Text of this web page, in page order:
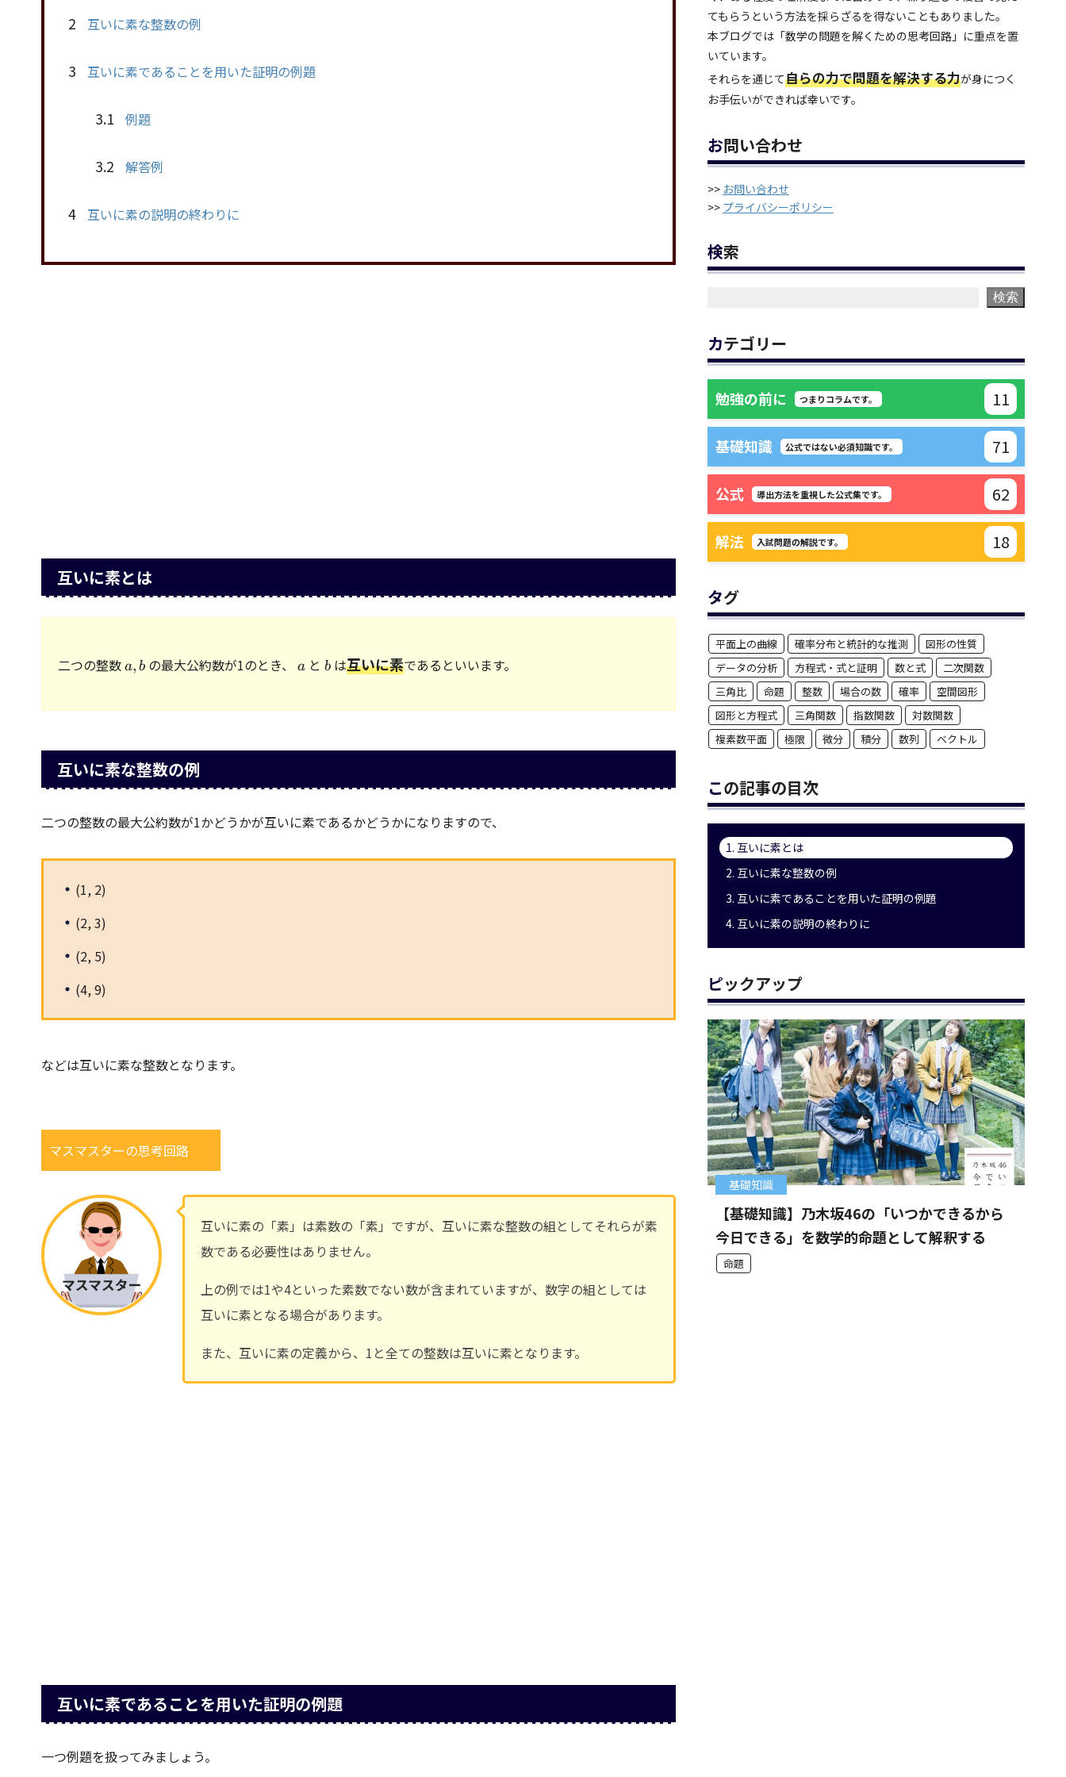
2 互いに素な整数の例
3 互いに素であることを用いた証明の例題
3.1 例題
3.2 解答例
4 互いに素の説明の終わりに
互いに素とは
二つの整数
b
a, b の最大公約数が1のとき、a とb
b は互いに素であるといいます。
互いに素な整数の例
二つの整数の最大公約数が1かどうかが互いに素であるかどうかになりますので、
(1, 2)
(2, 3)
(2, 5)
(4, 9)
などは互いに素な整数となります。
マスマスターの思考回路
互いに素の「素」は素数の「素」ですが、互いに素な整数の組としてそれらが素
数である必要性はありません。
上の例では1や4といった素数でない数が含まれていますが、数字の組としては
互いに素となる場合があります。
また、互いに素の定義から、1と全ての整数は互いに素となります。
互いに素であることを用いた証明の例題
一つ例題を扱ってみましょう。
てもらうという方法を採らざるを得ないこともありました。
本ブログでは「数学の問題を解くための思考回路」に重点を置
いています。
それらを通じて自らの力で問題を解決する力が身につく
お手伝いができれば幸いです。
お問い合わせ
>> お問い合わせ
>> プライバシーポリシー
検索
検索
カテゴリー
勉強の前に つまりコラムです。 11
基礎知識 公式ではない必須知識です。 71
公式 導出方法を重視した公式集です。 62
解法 入試問題の解説です。 18
タグ
平面上の曲線 確率分布と統計的な推測
図形の性質
データの分析
方程式・式と証明 数と式
二次関数
三角比
命題 整数 場合の数 確率
空間図形
図形と方程式
三角関数 指数関数
対数関数
複素数平面
極限 微分 積分 数列 ベクトル
この記事の目次
1. 互いに素とは
2. 互いに素な整数の例
3. 互いに素であることを用いた証明の例題
4. 互いに素の説明の終わりに
ピックアップ
【基礎知識】乃木坂46の「いつかできるから
今日できる」を数学的命題として解釈する
命題
基礎知識